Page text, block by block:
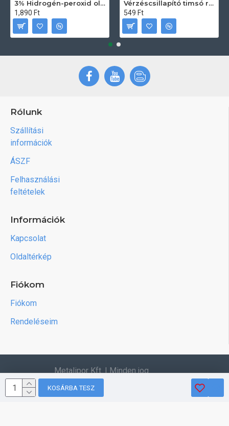
KOSÁRBA TESZ
3% Hidrogén-peroxid oldat (sebfertőtlenítő) 100ml
1,890 Ft
Vérzéscsillapító timsó rúd 20db
549 Ft
Rólunk
Szállítási
információk
ÁSZF
Felhasználási
feltételek
Információk
Kapcsolat
Oldaltérkép
Fiókom
Fiókom
Rendeléseim
Metalipor Kft. | Minden jog
fenntartva.